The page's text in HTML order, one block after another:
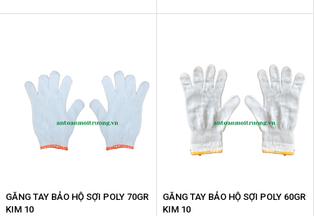
GĂNG TAY BẢO HỘ SỢI POLY 70GR
KIM 10
GĂNG TAY BẢO HỘ SỢI POLY 60GR
KIM 10